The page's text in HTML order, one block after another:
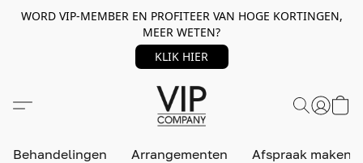
WORD VIP-MEMBER EN PROFITEER VAN HOGE KORTINGEN,
MEER WETEN?
KLIK HIER
Behandelingen Arrangementen Afspraak maken